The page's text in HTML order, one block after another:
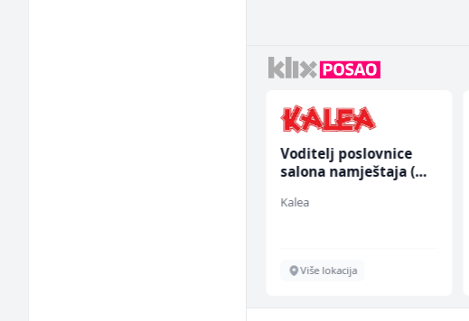
Voditelj poslovnice
salona namještaja (m/
Kalea
Više lokacija